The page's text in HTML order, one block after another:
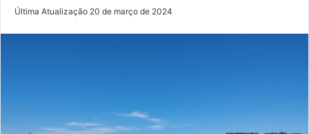
Última Atualização 20 de março de 2024